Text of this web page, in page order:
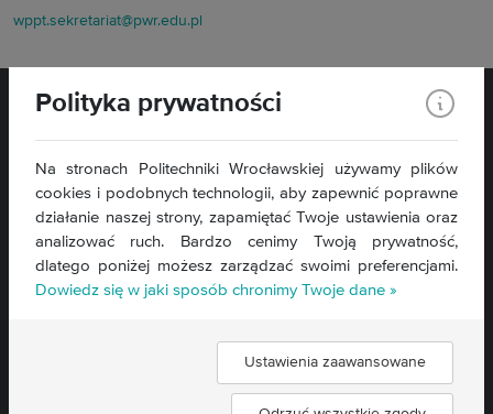
wppt.sekretariat@pwr.edu.pl
Wybrzeże Wyspiańskiego 27
50-370 Wrocław
Mapa serwisu »
Polityka prywatności
Na stronach Politechniki Wrocławskiej używamy plików
cookies i podobnych technologii, aby zapewnić poprawne
działanie naszej strony, zapamiętać Twoje ustawienia oraz
analizować ruch. Bardzo cenimy Twoją prywatność,
dlatego poniżej możesz zarządzać swoimi preferencjami.
Dowiedz się w jaki sposób chronimy Twoje dane »
Ustawienia zaawansowane